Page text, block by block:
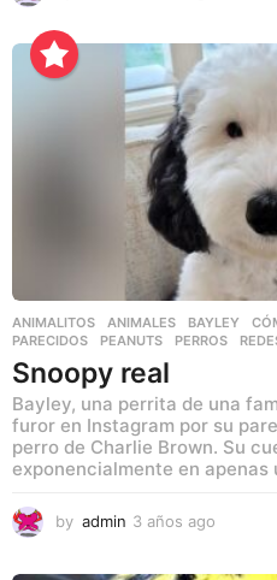
o
a
g
o
ANIMALITOS ANIMALES ,BAYLEY ,
PARECIDOS
,PEANUTS ,PERROS ,
Snoopy real
Bayley, una perrita de una
furor en Instagram por su
perro de Charlie Brown. Su
exponencialmente en apenas
by admin 3 años ago